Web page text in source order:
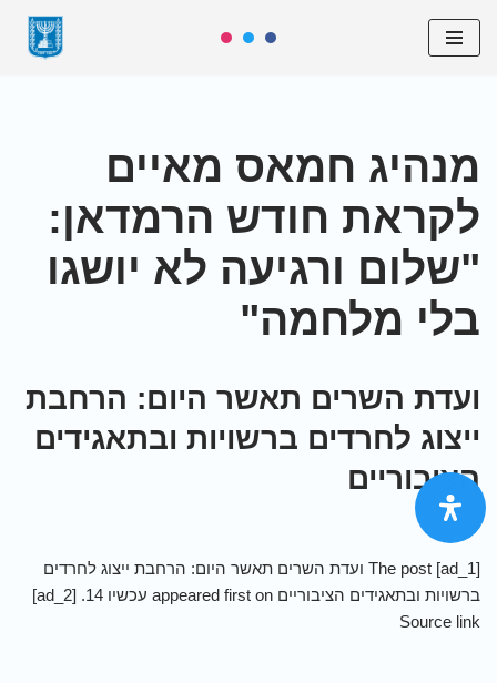
Skip
מנהיג חמאס מאיים
לקראת חודש הרמדאן:
"שלום ורגיעה לא יושגו
בלי מלחמה"
ועדת השרים תאשר היום: הרחבת
ייצוג לחרדים ברשויות ובתאגידים
הציבוריים
[ad_1] The post ועדת השרים תאשר היום: הרחבת ייצוג לחרדים
ברשויות ובתאגידים הציבוריים appeared first on עכשיו 14. [ad_2]
Source link